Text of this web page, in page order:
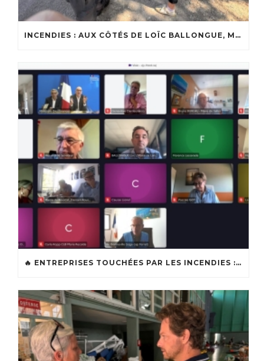
INCENDIES : AUX CÔTÉS DE LOÏC BALLONGUE, MAIRE DE LANTON
🔥 ENTREPRISES TOUCHÉES PAR LES INCENDIES : LES DISPOSITIFS D’ACCOMPAGNEMENT MIS EN PLACE AFIN DE SOUTENIR LES ENTREPRISES ET LES TRAVAILLEURS INDÉPENDANTS IMPACTÉS SUR LE BASSIN D’ARCACHON